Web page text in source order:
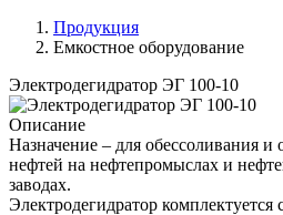
Продукция
Емкостное оборудование
Электродегидратор ЭГ 100-10
Описание
Назначение – для обессоливания
нефтей на нефтепромыслах и
заводах.
Электродегидратор комплектуется